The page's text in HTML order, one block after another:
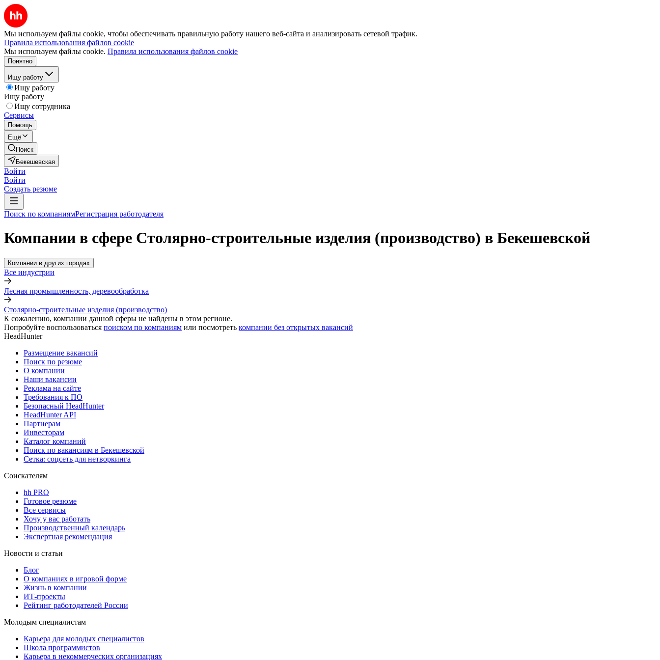
Мы используем файлы cookie, чтобы обеспечивать правильную работу нашего веб-сайта и анализировать сетевой трафик.
Правила использования файлов cookie
Мы используем файлы cookie. Правила использования файлов cookie
Понятно
Ищу работу
Ищу работу
Ищу работу
Ищу сотрудника
Сервисы
Помощь
Ещё
Поиск
Бекешевская
Войти
Войти
Создать резюме
Поиск по компаниямРегистрация работодателя
Компании в сфере Столярно-строительные изделия (производство) в Бекешевской
Компании в других городах
Все индустрии
Лесная промышленность, деревообработка
Столярно-строительные изделия (производство)
К сожалению, компании данной сферы не найдены в этом регионе.
Попробуйте воспользоваться поиском по компаниям или посмотреть компании без открытых вакансий
HeadHunter
Размещение вакансий
Поиск по резюме
О компании
Наши вакансии
Реклама на сайте
Требования к ПО
Безопасный HeadHunter
HeadHunter API
Партнерам
Инвесторам
Каталог компаний
Поиск по вакансиям в Бекешевской
Сетка: соцсеть для нетворкинга
Соискателям
hh PRO
Готовое резюме
Все сервисы
Хочу у вас работать
Производственный календарь
Экспертная рекомендация
Новости и статьи
Блог
О компаниях в игровой форме
Жизнь в компании
ИТ-проекты
Рейтинг работодателей России
Молодым специалистам
Карьера для молодых специалистов
Школа программистов
Карьера в некоммерческих организациях